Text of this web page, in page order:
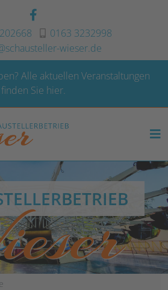
0163 3232998
wieser.de
Alle aktuellen Veranstaltungen
finden Sie hier.